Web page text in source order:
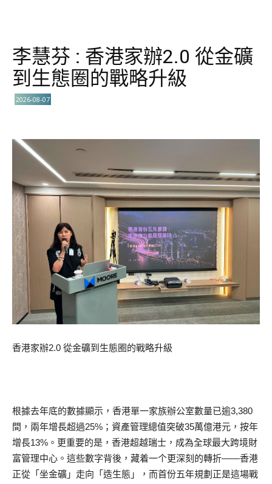
李慧芬 : 香港家辦2.0 從金礦
到生態圈的戰略升級
2026-08-07
香港家辦2.0 從金礦到生態圈的戰略升級
根據去年底的數據顯示，香港單一家族辦公室數量已逾3,380
間，兩年增長超過25%；資產管理總值突破35萬億港元，按年
增長13%。更重要的是，香港超越瑞士，成為全球最大跨境財
富管理中心。這些數字背後，藏着一个更深刻的轉折——香港
正從「坐金礦」走向「造生態」，而首份五年規劃正是這場戰